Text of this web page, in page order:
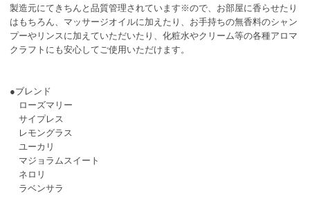
製造元にてきちんと品質管理されています※ので、お部屋に香らせたり
はもちろん、マッサージオイルに加えたり、お手持ちの無香料のシャン
プーやリンスに加えていただいたり、化粧水やクリーム等の各種アロマ
クラフトにも安心してご使用いただけます。
●ブレンド
ローズマリー
サイプレス
レモングラス
ユーカリ
マジョラムスイート
ネロリ
ラベンサラ